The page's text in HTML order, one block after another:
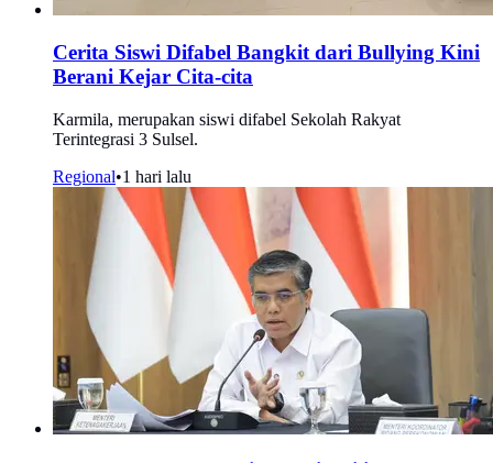
Cerita Siswi Difabel Bangkit dari Bullying Kini
Berani Kejar Cita-cita
Karmila, merupakan siswi difabel Sekolah Rakyat
Terintegrasi 3 Sulsel.
Regional•1 hari lalu